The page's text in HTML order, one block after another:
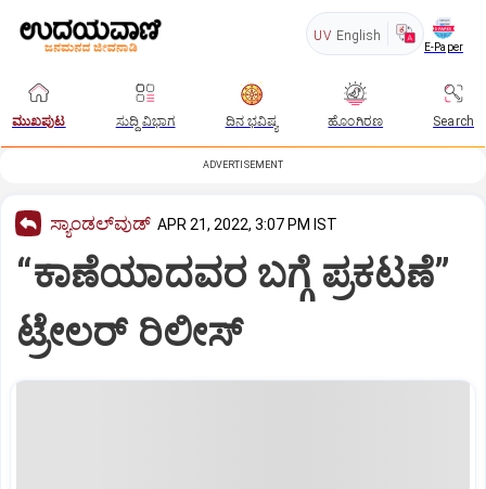
UV English
E-Paper
ಮುಖಪುಟ ಸುದ್ದಿ ವಿಭಾಗ ದಿನ ಭವಿಷ್ಯ ಹೊಂಗಿರಣ Search
ADVERTISEMENT
ಸ್ಯಾಂಡಲ್‌ವುಡ್‌ APR 21, 2022, 3:07 PM IST
“ಕಾಣೆಯಾದವರ ಬಗ್ಗೆ ಪ್ರಕಟಣೆ”
ಟ್ರೇಲರ್‌ ರಿಲೀಸ್‌